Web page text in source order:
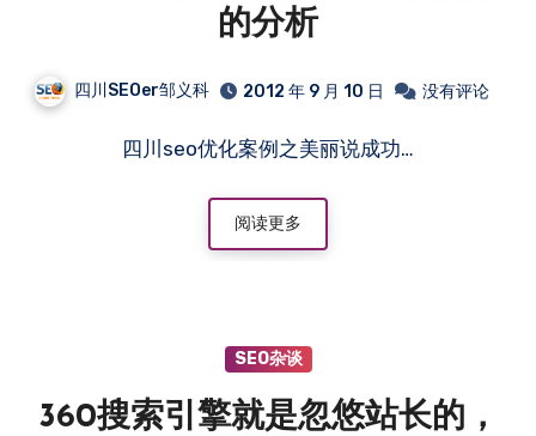
的分析
四川SEOer邹义科 2012 年 9 月 10 日 没有评论
四川seo优化案例之美丽说成功…
阅读更多
SEO杂谈
360搜索引擎就是忽悠站长的，